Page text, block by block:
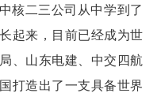
核二三公司从中学到了
起来，目前已经成为世
、山东电建、中交四航
打造出了一支具备世界